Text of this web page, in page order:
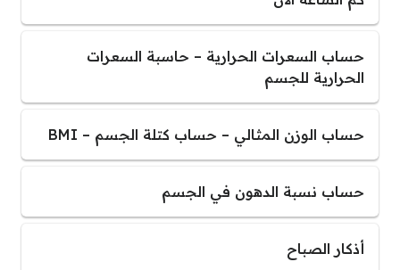
حساب السعرات الحرارية – حاسبة السعرات
الحرارية للجسم
حساب الوزن المثالي – حساب كتلة الجسم – BMI
حساب نسبة الدهون في الجسم
أذكار الصباح